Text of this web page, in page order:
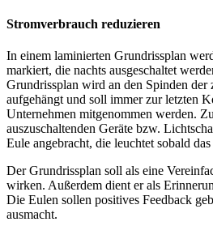
Stromverbrauch reduzieren
In einem laminierten Grundrissplan
markiert, die nachts ausgeschaltet
Grundrissplan wird an den Spinden der
aufgehängt und soll immer zur letzten
Unternehmen mitgenommen werden.
auszuschaltenden Geräte bzw.
Eule angebracht, die leuchtet sobald
Der Grundrissplan soll als eine
wirken. Außerdem dient er als
Die Eulen sollen positives Feedback
ausmacht.